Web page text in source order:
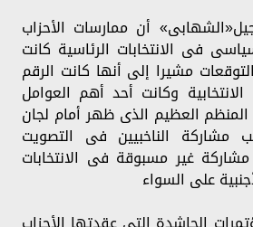
أن ممارسات الأحزاب
فى الانتخابات الرئاسية كانت
مشيرا إلى أنها كانت الرقم
وكانت أحد أهم العوامل
العظيم الذى ظهر أمام لجان
مشاركة الناخبيين فى التصويت
غير مسبوقة فى الانتخابات
على السواء